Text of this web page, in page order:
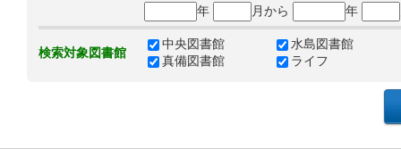
年
月から 年
検索対象図書館
中央図書館
水島図書館
真備図書館
ライフ